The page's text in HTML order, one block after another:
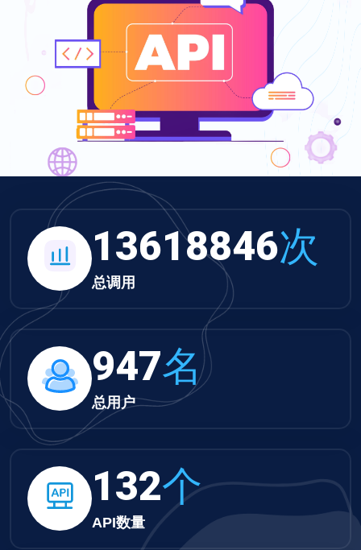
13618846次
总调用
947名
总用户
132个
API数量